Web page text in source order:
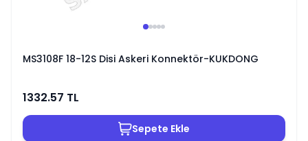
MS3108F 18-12S Disi Askeri Konnektör-KUKDONG
1332.57 TL
Sepete Ekle